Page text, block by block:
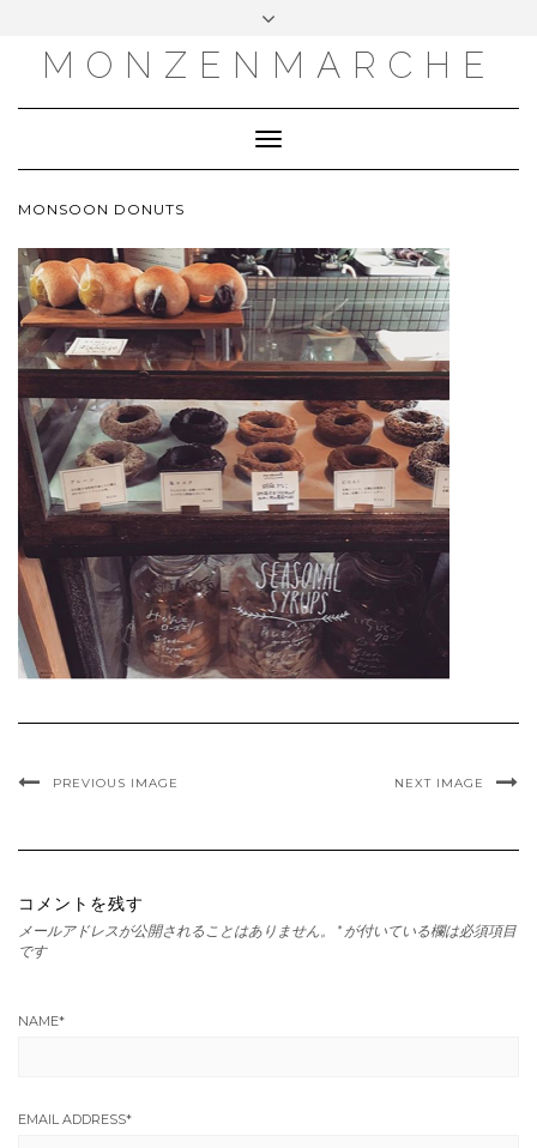
MONZENMARCHE
Toggle
Navigation
MONSOON DONUTS
PREVIOUS IMAGE NEXT IMAGE
コメントを残す
メールアドレスが公開されることはありません。 * が付いている欄は必須項目
です
NAME*
EMAIL ADDRESS*